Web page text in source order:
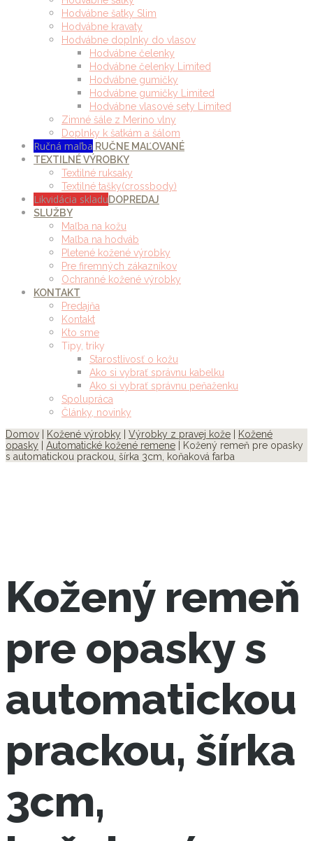
Hodvábne šatky Slim
Hodvábne kravaty
Hodvábne doplnky do vlasov
Hodvábne čelenky
Hodvábne čelenky Limited
Hodvábne gumičky
Hodvábne gumičky Limited
Hodvábne vlasové sety Limited
Zimné šále z Merino vlny
Doplnky k šatkám a šálom
Ručná maľba RUČNE MAĽOVANÉ
TEXTILNÉ VÝROBKY
Textilné ruksaky
Textilné tašky(crossbody)
Likvidácia skladuDOPREDAJ
SLUŽBY
Maľba na kožu
Maľba na hodváb
Pletené kožené výrobky
Pre firemných zákazníkov
Ochranné kožené výrobky
KONTAKT
Predajňa
Kontakt
Kto sme
Tipy, triky
Starostlivosť o kožu
Ako si vybrať správnu kabelku
Ako si vybrať správnu peňaženku
Spolupráca
Články, novinky
Domov
Kožené výrobky Výrobky z pravej kože
Kožené
opasky
Automatické kožené remene | Kožený remeň pre opasky
s automatickou prackou, šírka 3cm, koňaková farba
Kožený remeň
pre opasky s
automatickou
prackou, šírka
3cm,